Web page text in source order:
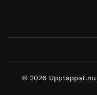
© 2026 Upptappat.nu